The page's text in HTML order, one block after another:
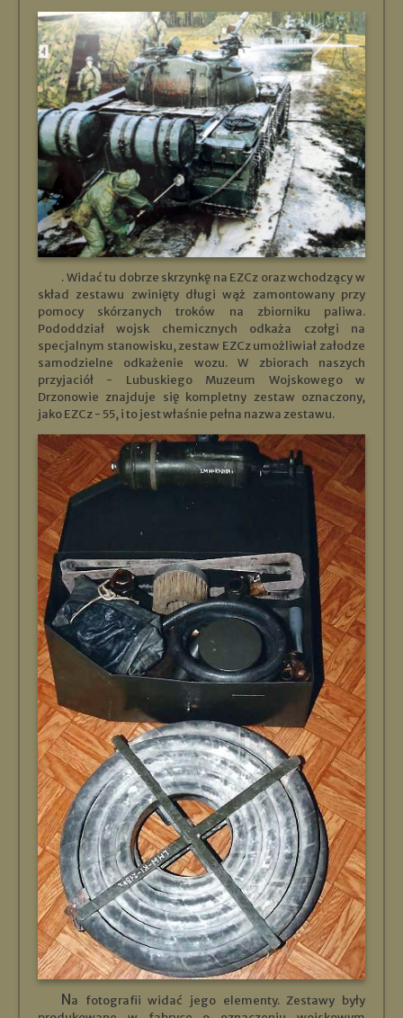
. Widać tu dobrze skrzynkę na EZCz oraz wchodzący w
skład zestawu zwinięty długi wąż zamontowany przy
pomocy skórzanych troków na zbiorniku paliwa.
Pododdział wojsk chemicznych odkaża czołgi na
specjalnym stanowisku, zestaw EZCz umożliwiał załodze
samodzielne odkażenie wozu. W zbiorach naszych
przyjaciół - Lubuskiego Muzeum Wojskowego w
Drzonowie znajduje się kompletny zestaw oznaczony,
jako EZCz - 55, i to jest właśnie pełna nazwa zestawu.
Na fotografii widać jego elementy. Zestawy były